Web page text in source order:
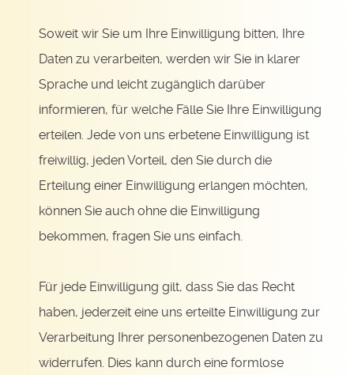
Soweit wir Sie um Ihre Einwilligung bitten, Ihre
Daten zu verarbeiten, werden wir Sie in klarer
Sprache und leicht zugänglich darüber
informieren, für welche Fälle Sie Ihre Einwilligung
erteilen. Jede von uns erbetene Einwilligung ist
freiwillig, jeden Vorteil, den Sie durch die
Erteilung einer Einwilligung erlangen möchten,
können Sie auch ohne die Einwilligung
bekommen, fragen Sie uns einfach.
Für jede Einwilligung gilt, dass Sie das Recht
haben, jederzeit eine uns erteilte Einwilligung zur
Verarbeitung Ihrer personenbezogenen Daten zu
widerrufen. Dies kann durch eine formlose